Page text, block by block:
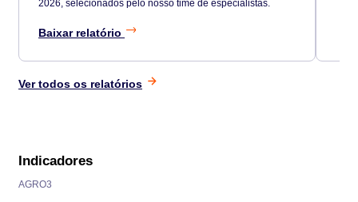
2026, selecionados pelo nosso time de especialistas.
Baixar relatório
Ver todos os relatórios
Indicadores
AGRO3